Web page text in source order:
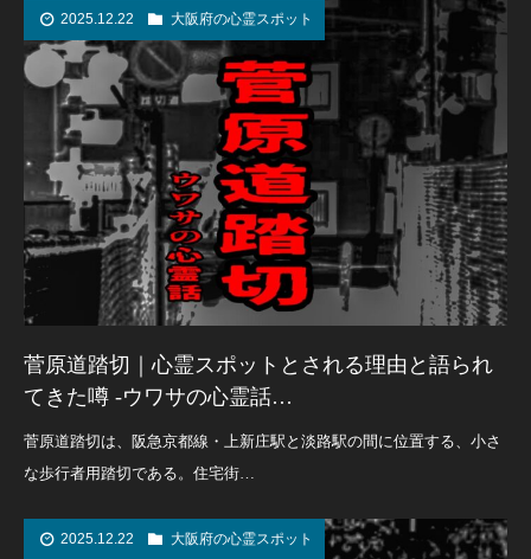
2025.12.22 大阪府の心霊スポット
菅原道踏切｜心霊スポットとされる理由と語られ
てきた噂 -ウワサの心霊話…
菅原道踏切は、阪急京都線・上新庄駅と淡路駅の間に位置する、小さ
な歩行者用踏切である。住宅街…
2025.12.22 大阪府の心霊スポット